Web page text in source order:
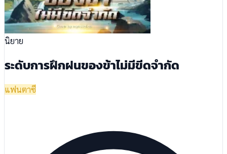
นิยาย
ระดับการฝึกฝนของข้าไม่มีขีดจำกัด
แฟนตาซี